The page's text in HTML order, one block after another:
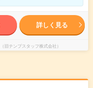
詳しく見る
テンプスタッフ株式会社）